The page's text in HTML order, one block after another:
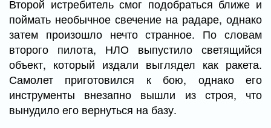
Второй истребитель смог подобраться ближе и
поймать необычное свечение на радаре, однако
затем произошло нечто странное. По словам
второго пилота, НЛО выпустило светящийся
объект, который издали выглядел как ракета.
Самолет приготовился к бою, однако его
инструменты внезапно вышли из строя, что
вынудило его вернуться на базу.